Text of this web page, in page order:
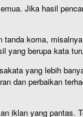
Jika hasil
tanda koma,
berupa kata
yang lebih
dan perbaikan
iklan yang